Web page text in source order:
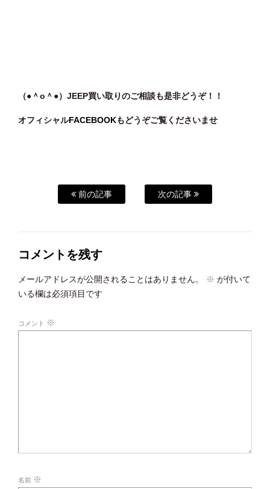
（●＾o ＾●）JEEP買い取りのご相談も是非どうぞ！！
オフィシャルFACEBOOKもどうぞご覧くださいませ
前の記事 次の記事
コメントを残す
メールアドレスが公開されることはありません。 ※ が付いて
いる欄は必須項目です
コメント ※
名前 ※